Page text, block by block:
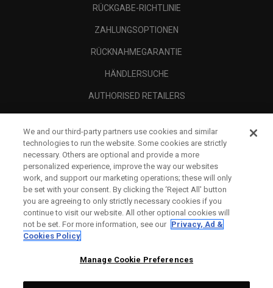
RÜCKGABE-RICHTLINIE
ZAHLUNGSOPTIONEN
RÜCKNAHMEGARANTIE
HÄNDLERSUCHE
AUTHORISED RETAILERS
UNTERNEHMENSPROFIL
RECHTLICHES-
We and our third-party partners use cookies and similar
technologies to run the website. Some cookies are strictly
necessary. Others are optional and provide a more
personalized experience, improve the way our websites
work, and support our marketing operations; these will only
be set with your consent. By clicking the ‘Reject All' button
you are agreeing to only strictly necessary cookies if you
continue to visit our website. All other optional cookies will
not be set. For more information, see our Privacy, Ad &
Cookies Policy
Manage Cookie Preferences